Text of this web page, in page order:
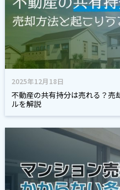
2025年12月18日
不動産の共有持分は売れる？売
ルを解説